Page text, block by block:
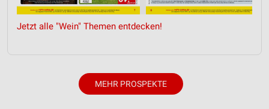
Jetzt alle "Wein" Themen entdecken!
MEHR PROSPEKTE
Entwicklung und Verbesserung der Angebote
Verwendung genauer Standortdaten